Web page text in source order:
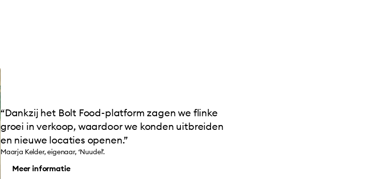
“Dankzij het Bolt Food-platform zagen we flinke
groei in verkoop, waardoor we konden uitbreiden
en nieuwe locaties openen.”
Maarja Kelder, eigenaar, ‘Nuudel’.
Meer informatie